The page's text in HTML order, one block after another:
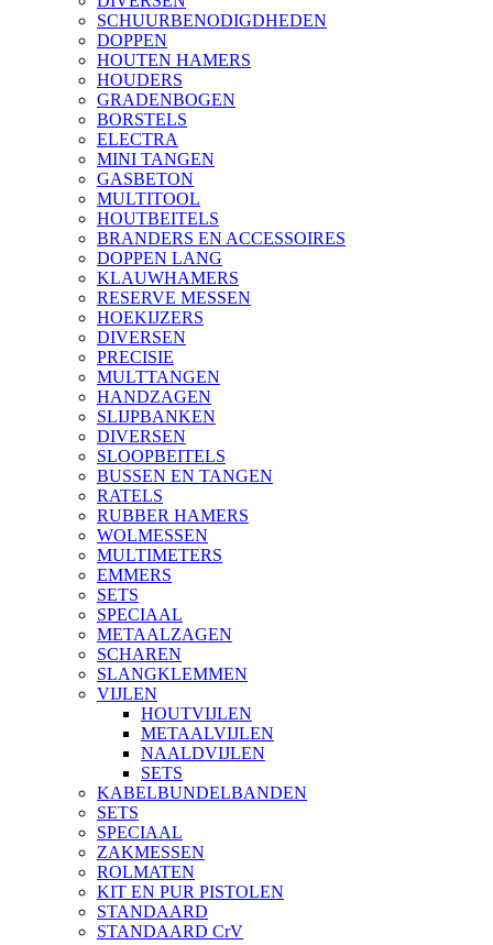
SCHUURBENODIGDHEDEN
DOPPEN
HOUTEN HAMERS
HOUDERS
GRADENBOGEN
BORSTELS
ELECTRA
MINI TANGEN
GASBETON
MULTITOOL
HOUTBEITELS
BRANDERS EN ACCESSOIRES
DOPPEN LANG
KLAUWHAMERS
RESERVE MESSEN
HOEKIJZERS
DIVERSEN
PRECISIE
MULTTANGEN
HANDZAGEN
SLIJPBANKEN
DIVERSEN
SLOOPBEITELS
BUSSEN EN TANGEN
RATELS
RUBBER HAMERS
WOLMESSEN
MULTIMETERS
EMMERS
SETS
SPECIAAL
METAALZAGEN
SCHAREN
SLANGKLEMMEN
VIJLEN
HOUTVIJLEN
METAALVIJLEN
NAALDVIJLEN
SETS
KABELBUNDELBANDEN
SETS
SPECIAAL
ZAKMESSEN
ROLMATEN
KIT EN PUR PISTOLEN
STANDAARD
STANDAARD CrV